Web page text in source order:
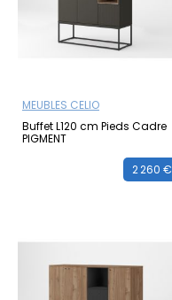
MEUBLES CELIO
Buffet L120 cm Pieds Cadre
PIGMENT
2 260 €